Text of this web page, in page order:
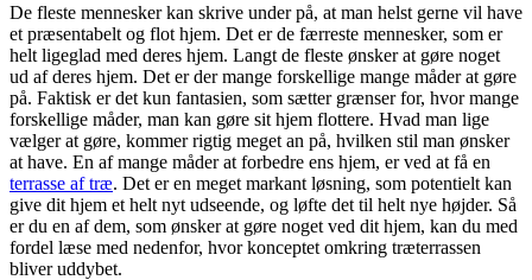
De fleste mennesker kan skrive under på, at man helst gerne vil have
et præsentabelt og flot hjem. Det er de færreste mennesker, som er
helt ligeglad med deres hjem. Langt de fleste ønsker at gøre noget
ud af deres hjem. Det er der mange forskellige mange måder at gøre
på. Faktisk er det kun fantasien, som sætter grænser for, hvor mange
forskellige måder, man kan gøre sit hjem flottere. Hvad man lige
vælger at gøre, kommer rigtig meget an på, hvilken stil man ønsker
at have. En af mange måder at forbedre ens hjem, er ved at få en
terrasse af træ. Det er en meget markant løsning, som potentielt kan
give dit hjem et helt nyt udseende, og løfte det til helt nye højder. Så
er du en af dem, som ønsker at gøre noget ved dit hjem, kan du med
fordel læse med nedenfor, hvor konceptet omkring træterrassen
bliver uddybet.